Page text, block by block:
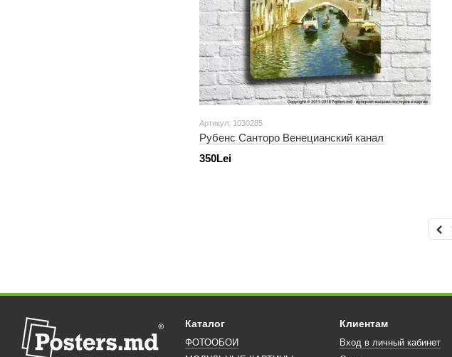
Артикул: 1030285
Рубенс Санторо Венецианский канал
350Lei
Каталог
ФОТООБОИ
Клиентам
Вход в личный кабинет